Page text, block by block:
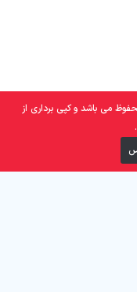
می باشد و کپی برداری از